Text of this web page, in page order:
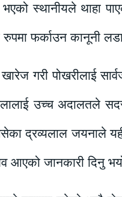
स्थानीयले थाहा
रुपमा फर्काउन कानूनी
गरी पोखरीलाई
उच्च अदालतले सदर
द्रव्यलाल जयनाले
आएको जानकारी दिनु